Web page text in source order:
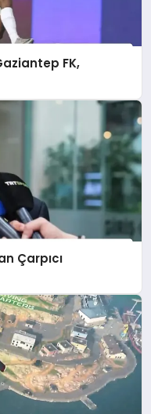
FK,
Çarpıcı